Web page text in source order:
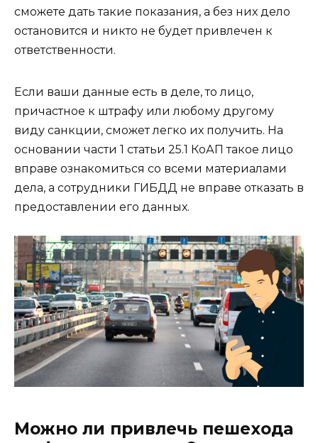
сможете дать такие показания, а без них дело
остановится и никто не будет привлечен к
ответственности.
Если ваши данные есть в деле, то лицо,
причастное к штрафу или любому другому
виду санкции, сможет легко их получить. На
основании части 1 статьи 25.1 КоАП такое лицо
вправе ознакомиться со всеми материалами
дела, а сотрудники ГИБДД не вправе отказать в
предоставлении его данных.
Можно ли привлечь пешехода